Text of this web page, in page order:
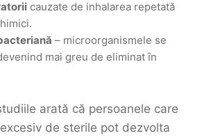
cauzate de inhalarea repetată
– microorganismele se
mai greu de eliminat în
arată că persoanele care
de sterile pot dezvolta